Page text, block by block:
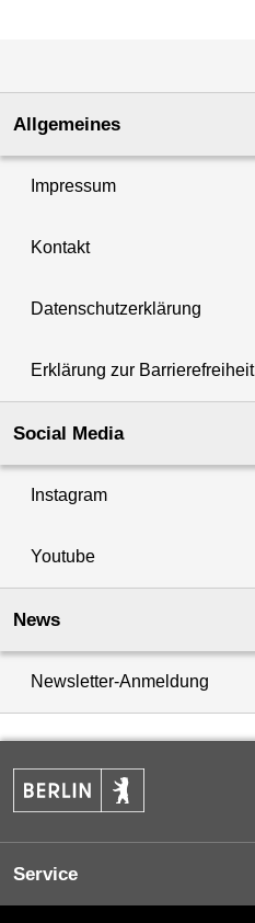
Allgemeines
Impressum
Kontakt
Datenschutzerklärung
Erklärung zur Barrierefreiheit
Social Media
Instagram
Youtube
News
Newsletter-Anmeldung
Service